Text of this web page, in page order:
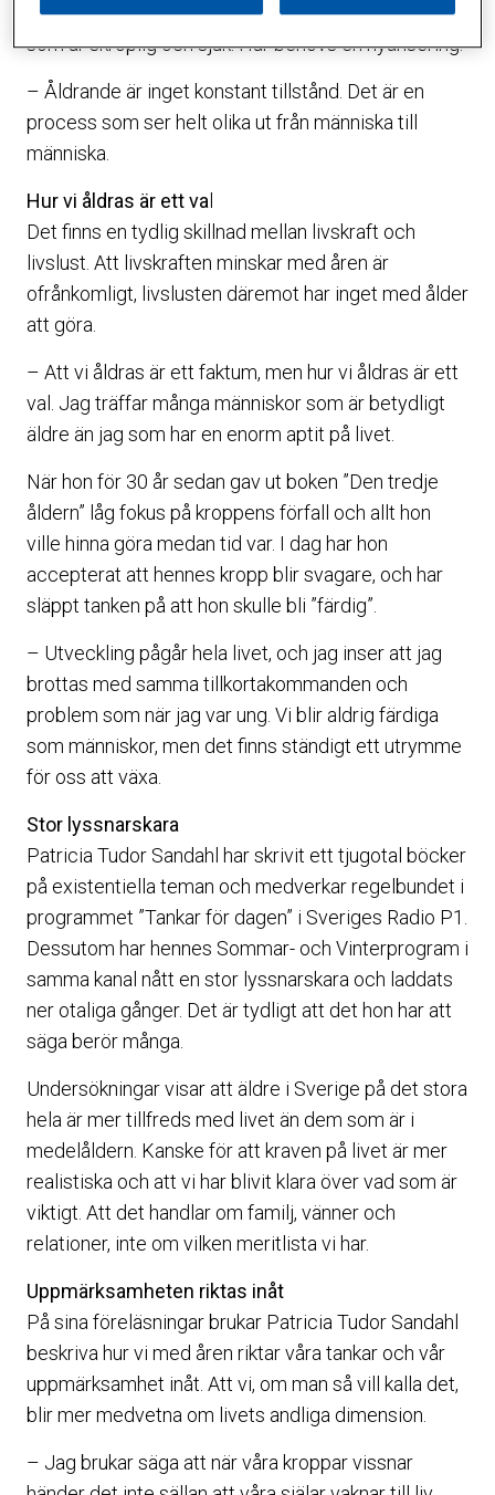
springer maraton och hoppar fallskärm, eller någon
som är skröplig och sjuk. Här behövs en nyansering.
– Åldrande är inget konstant tillstånd. Det är en
process som ser helt olika ut från människa till
människa.
Hur vi åldras är ett va
Det finns en tydlig skillnad mellan livskraft och
livslust. Att livskraften minskar med åren är
ofrånkomligt, livslusten däremot har inget med ålder
att göra.
– Att vi åldras är ett faktum, men hur vi åldras är ett
val. Jag träffar många människor som är betydligt
äldre än jag som har en enorm aptit på livet.
När hon för 30 år sedan gav ut boken ”Den tredje
åldern” låg fokus på kroppens förfall och allt hon
ville hinna göra medan tid var. I dag har hon
accepterat att hennes kropp blir svagare, och har
släppt tanken på att hon skulle bli ”färdig”.
– Utveckling pågår hela livet, och jag inser att jag
brottas med samma tillkortakommanden och
problem som när jag var ung. Vi blir aldrig färdiga
som människor, men det finns ständigt ett utrymme
för oss att växa.
Stor lyssnarskara
Patricia Tudor Sandahl har skrivit ett tjugotal böcker
på existentiella teman och medverkar regelbundet i
programmet ”Tankar för dagen” i Sveriges Radio P1.
Dessutom har hennes Sommar- och Vinterprogram i
samma kanal nått en stor lyssnarskara och laddats
ner otaliga gånger. Det är tydligt att det hon har att
säga berör många.
Undersökningar visar att äldre i Sverige på det stora
hela är mer tillfreds med livet än dem som är i
medelåldern. Kanske för att kraven på livet är mer
realistiska och att vi har blivit klara över vad som är
viktigt. Att det handlar om familj, vänner och
relationer, inte om vilken meritlista vi har.
Uppmärksamheten riktas inåt
På sina föreläsningar brukar Patricia Tudor Sandahl
beskriva hur vi med åren riktar våra tankar och vår
uppmärksamhet inåt. Att vi, om man så vill kalla det,
blir mer medvetna om livets andliga dimension.
– Jag brukar säga att när våra kroppar vissnar